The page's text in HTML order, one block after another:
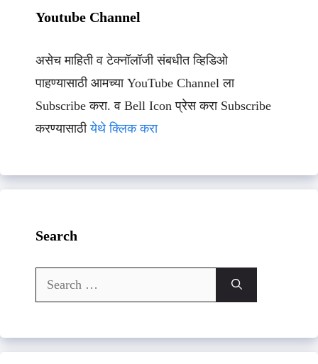
Youtube Channel
असेच माहिती व टेक्नॉलॉजी संबधीत व्हिडिओ
पाहण्यासाठी आमच्या YouTube Channel ला
Subscribe करा. व Bell Icon प्रेस करा Subscribe
करण्यासाठीयेथे क्लिक करा
Search
Search
for: